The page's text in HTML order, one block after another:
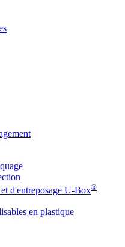
d'entreposage U-Box®
en plastique